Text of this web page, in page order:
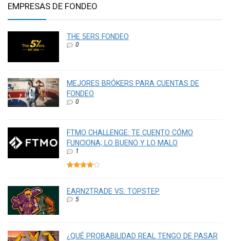
EMPRESAS DE FONDEO
THE 5ERS FONDEO
0
MEJORES BRÓKERS PARA CUENTAS DE
FONDEO
0
FTMO CHALLENGE: TE CUENTO CÓMO
FUNCIONA; LO BUENO Y LO MALO
1
EARN2TRADE VS. TOPSTEP
5
¿QUÉ PROBABILIDAD REAL TENGO DE PASAR